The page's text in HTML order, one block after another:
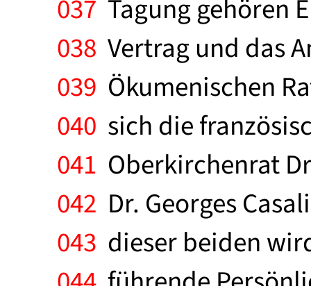
037 Tagung gehören
038 Vertrag und das
039 Ökumenischen
040 sich die
041 Oberkirchenrat
042 Dr. Georges
043 dieser beiden